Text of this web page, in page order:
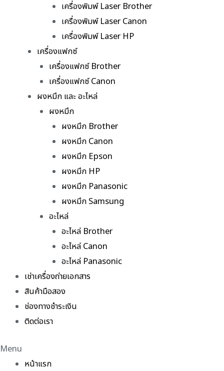
เครื่องพิมพ์ Laser Brother
เครื่องพิมพ์ Laser Canon
เครื่องพิมพ์ Laser HP
เครื่องแฟกซ์
เครื่องแฟกซ์ Brother
เครื่องแฟกซ์ Canon
ผงหมึก และ อะไหล่
ผงหมึก
ผงหมึก Brother
ผงหมึก Canon
ผงหมึก Epson
ผงหมึก HP
ผงหมึก Panasonic
ผงหมึก Samsung
อะไหล่
อะไหล่ Brother
อะไหล่ Canon
อะไหล่ Panasonic
เช่าเครื่องถ่ายเอกสาร
สินค้ามือสอง
ช่องทางชำระเงิน
ติดต่อเรา
Menu
หน้าแรก